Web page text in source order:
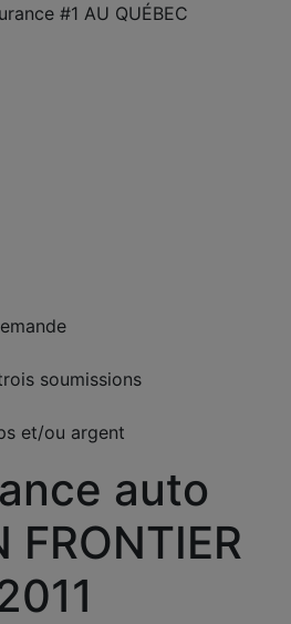
#1 AU QUÉBEC
soumissions
et/ou argent
auto
FRONTIER